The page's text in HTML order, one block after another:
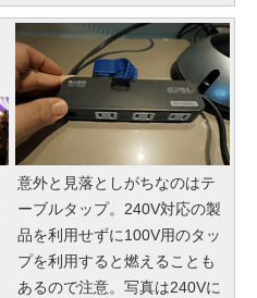
意外と見落としがちなのはテ
ーブルタップ。240V対応の製
品を利用せずに100V用のタッ
プを利用すると燃えることも
あるので注意。写真は240Vに